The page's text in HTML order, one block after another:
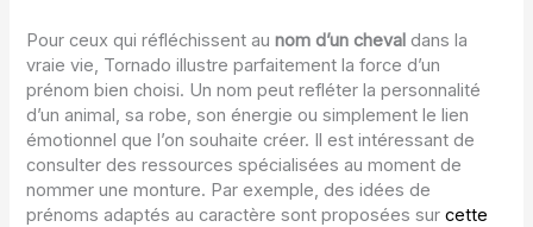
Pour ceux qui réfléchissent aunom d’un cheval dans la
vraie vie, Tornado illustre parfaitement la force d’un
prénom bien choisi. Un nom peut refléter la personnalité
d’un animal, sa robe, son énergie ou simplement le lien
émotionnel que l’on souhaite créer. Il est intéressant de
consulter des ressources spécialisées au moment de
nommer une monture. Par exemple, des idées de
prénoms adaptés au caractère sont proposées surcette